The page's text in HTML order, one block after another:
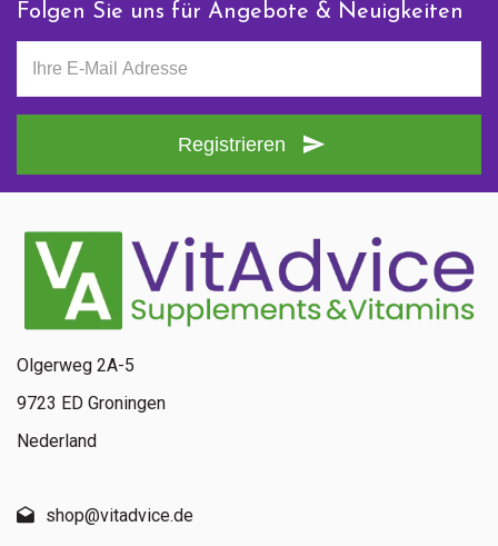
Folgen Sie uns für Angebote & Neuigkeiten
Registrieren
Olgerweg 2A-5
9723 ED Groningen
Nederland
shop@vitadvice.de